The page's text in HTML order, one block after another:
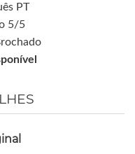
PT
5/5